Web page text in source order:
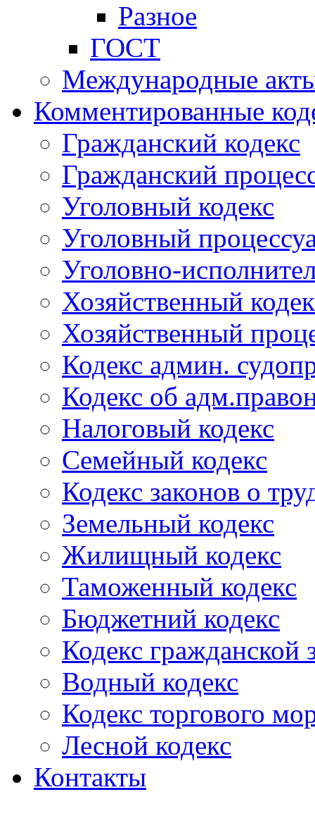
Разное
ГОСТ
Международные
Комментированные
Гражданский кодекс
Гражданский
Уголовный кодекс
Уголовный
Уголовно-
Хозяйственный
Хозяйственный
Кодекс админ.
Кодекс об
Налоговый кодекс
Семейный кодекс
Кодекс законов о
Земельный кодекс
Жилищный кодекс
Таможенный кодекс
Бюджетний кодекс
Кодекс гражданской
Водный кодекс
Кодекс торгового
Лесной кодекс
Контакты